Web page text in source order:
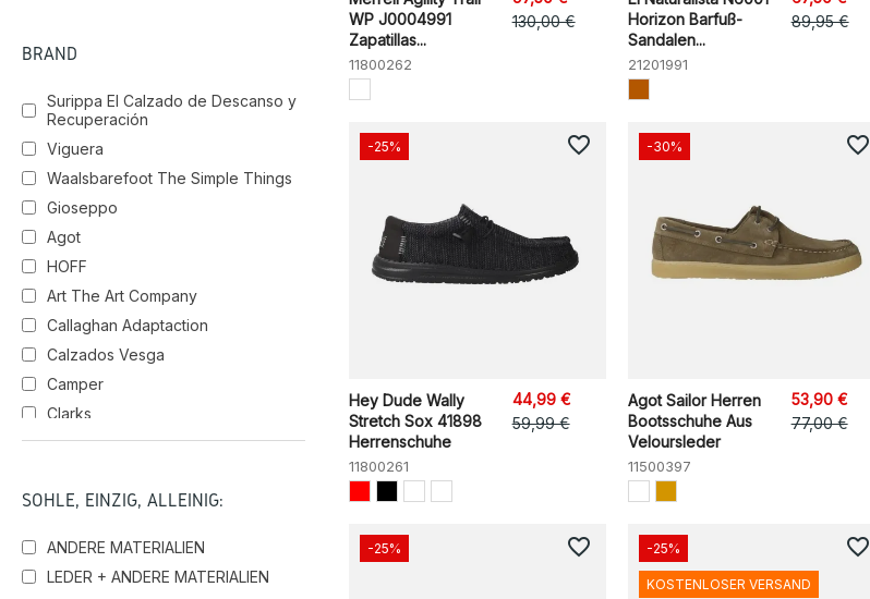
TESTA OLBK CAFFE
BLUE JEANS TREVOL
BKGY
AZUL
GRISACERO
44
44,5
45
46
BRAND
Surippa El Calzado de Descanso y
Recuperación
Viguera
Waalsbarefoot The Simple Things
Gioseppo
Agot
HOFF
Art The Art Company
Callaghan Adaptaction
Calzados Vesga
Camper
Clarks
El Naturalista
Grisport Active
SOHLE, EINZIG, ALLEINIG:
ANDERE MATERIALIEN
LEDER + ANDERE MATERIALIEN
WP J0004991
Zapatillas...
11800262
130,00 €
Horizon Barfuß-
Sandalen...
21201991
89,95 €
Hey Dude Wally
Stretch Sox 41898
Herrenschuhe
11800261
44,99 €
59,99 €
-25% favorite_border
Agot Sailor Herren
Bootsschuhe Aus
Veloursleder
11500397
53,90 €
77,00 €
-30% favorite_border
-25% favorite_border -25%
KOSTENLOSER VERSAND
favorite_border